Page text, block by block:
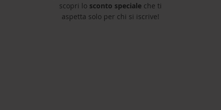
scopri lo sconto speciale che ti
aspetta solo per chi si iscrive!